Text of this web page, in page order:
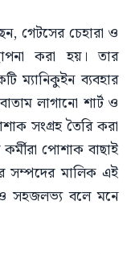
গেটসের চেহারা ও
করা হয়। তার
ম্যানিকুইন ব্যবহার
লাগানো শার্ট ও
সংগ্রহ তৈরি করা
পোশাক বাছাই
সম্পদের মালিক এই
সহজলভ্য বলে মনে